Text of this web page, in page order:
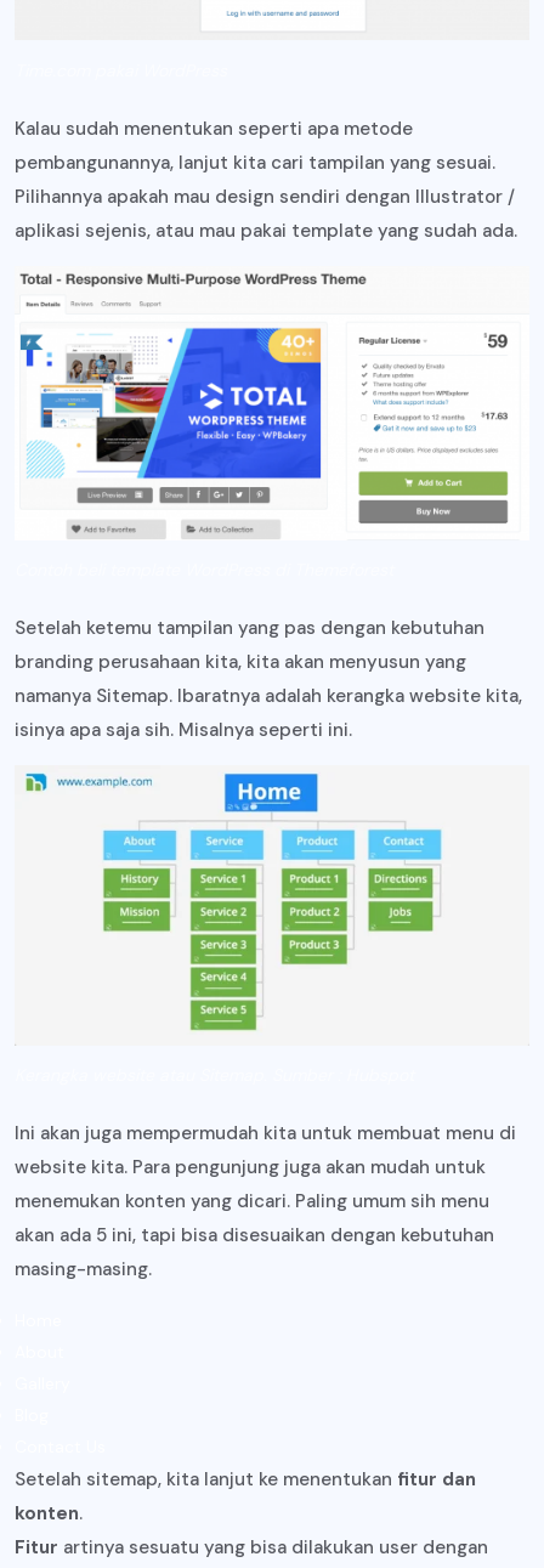
Kalau sudah menentukan seperti apa metode
pembangunannya, lanjut kita cari tampilan yang sesuai.
Pilihannya apakah mau design sendiri dengan Illustrator /
aplikasi sejenis, atau mau pakai template yang sudah ada.
Setelah ketemu tampilan yang pas dengan kebutuhan
branding perusahaan kita, kita akan menyusun yang
namanya Sitemap. Ibaratnya adalah kerangka website kita,
isinya apa saja sih. Misalnya seperti ini.
Ini akan juga mempermudah kita untuk membuat menu di
website kita. Para pengunjung juga akan mudah untuk
menemukan konten yang dicari. Paling umum sih menu
akan ada 5 ini, tapi bisa disesuaikan dengan kebutuhan
masing-masing.
Setelah sitemap, kita lanjut ke menentukan fitur dan
konten.
Fitur artinya sesuatu yang bisa dilakukan user dengan